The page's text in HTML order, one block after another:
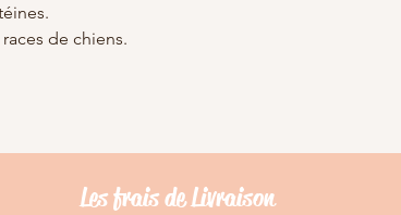
de chiens.
Les frais de Livraison